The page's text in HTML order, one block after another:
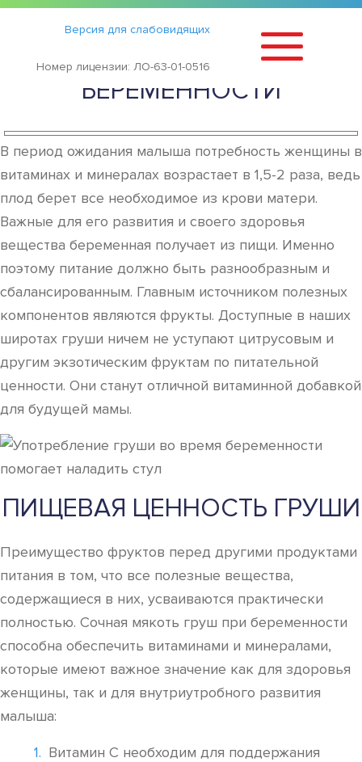
Версия для слабовидящих
Номер лицензии: ЛО-63-01-0516
Статьи ›
ЧЕМ ПОЛЕЗНЫ ГРУШИ ПРИ
БЕРЕМЕННОСТИ
В период ожидания малыша потребность женщины в
витаминах и минералах возрастает в 1,5-2 раза, ведь
плод берет все необходимое из крови матери.
Важные для его развития и своего здоровья
вещества беременная получает из пищи. Именно
поэтому питание должно быть разнообразным и
сбалансированным. Главным источником полезных
компонентов являются фрукты. Доступные в наших
широтах груши ничем не уступают цитрусовым и
другим экзотическим фруктам по питательной
ценности. Они станут отличной витаминной добавкой
для будущей мамы.
ПИЩЕВАЯ ЦЕННОСТЬ ГРУШИ
Преимущество фруктов перед другими продуктами
питания в том, что все полезные вещества,
содержащиеся в них, усваиваются практически
полностью. Сочная мякоть груш при беременности
способна обеспечить витаминами и минералами,
которые имеют важное значение как для здоровья
женщины, так и для внутриутробного развития
малыша:
Витамин С необходим для поддержания